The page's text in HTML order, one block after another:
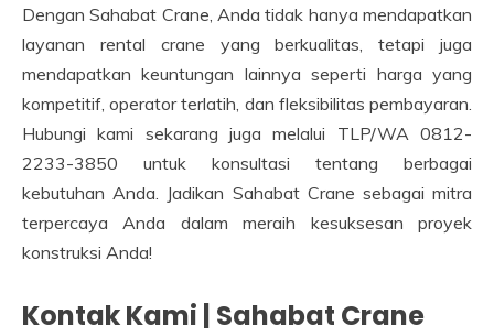
Dengan Sahabat Crane, Anda tidak hanya mendapatkan
layanan rental crane yang berkualitas, tetapi juga
mendapatkan keuntungan lainnya seperti harga yang
kompetitif, operator terlatih, dan fleksibilitas pembayaran.
Hubungi kami sekarang juga melalui TLP/WA 0812-
2233-3850 untuk konsultasi tentang berbagai
kebutuhan Anda. Jadikan Sahabat Crane sebagai mitra
terpercaya Anda dalam meraih kesuksesan proyek
konstruksi Anda!
Kontak Kami | Sahabat Crane